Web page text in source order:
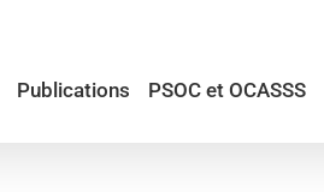
Publications PSOC et OCASSS